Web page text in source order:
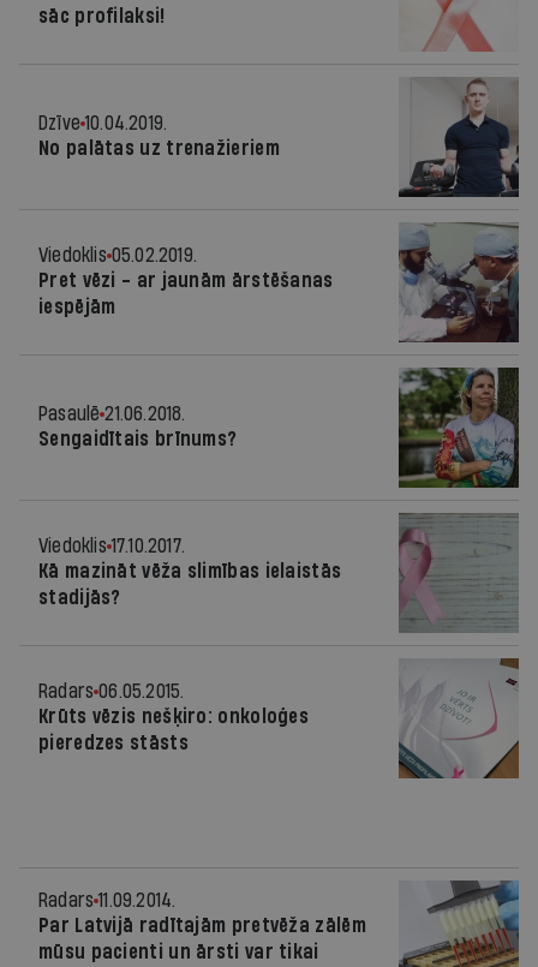
sāc profilaksi!
Dzīve 10.04.2019.
No palātas uz trenažieriem
Viedoklis 05.02.2019.
Pret vēzi - ar jaunām ārstēšanas
iespējām
Pasaulē 21.06.2018.
Sengaidītais brīnums?
Viedoklis 17.10.2017.
Kā mazināt vēža slimības ielaistās
stadijās?
Radars 06.05.2015.
Krūts vēzis nešķiro: onkoloģes
pieredzes stāsts
Radars 11.09.2014.
Par Latvijā radītajām pretvēža zālēm
mūsu pacienti un ārsti var tikai